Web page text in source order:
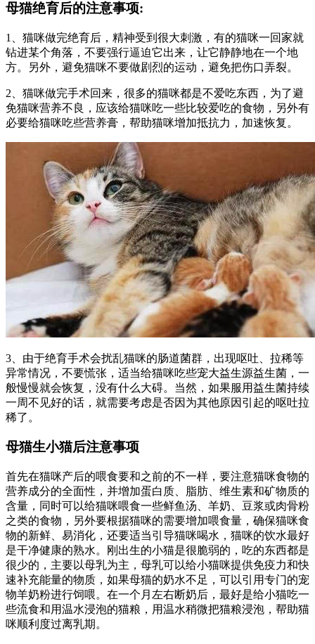
母猫绝育后的注意事项:
1、猫咪做完绝育后，精神受到很大刺激，有的猫咪一回家就
钻进某个角落，不要强行逼迫它出来，让它静静地在一个地
方。另外，避免猫咪不要做剧烈的运动，避免把伤口弄裂。
2、猫咪做完手术回来，很多的猫咪都是不爱吃东西，为了避
免猫咪营养不良，应该给猫咪吃一些比较爱吃的食物，另外有
必要给猫咪吃些营养膏，帮助猫咪增加抵抗力，加速恢复。
3、由于绝育手术会扰乱猫咪的肠道菌群，出现呕吐、拉稀等
异常情况，不要慌张，适当给猫咪吃些宠大益生源益生菌，一
般慢慢就会恢复，没有什么大碍。当然，如果服用益生菌持续
一周不见好的话，就需要考虑是否因为其他原因引起的呕吐拉
稀了。
母猫生小猫后注意事项
首先在猫咪产后的喂食要和之前的不一样，要注意猫咪食物的
营养成分的全面性，并增加蛋白质、脂肪、维生素和矿物质的
含量，同时可以给猫咪喂食一些鲜鱼汤、羊奶、豆浆或肉骨粉
之类的食物，另外要根据猫咪的需要增加喂食量，确保猫咪食
物的新鲜、易消化，还要适当引导猫咪喝水，猫咪的饮水最好
是干净健康的熟水。刚出生的小猫是很脆弱的，吃的东西都是
很少的，主要以母乳为主，母乳可以给小猫咪提供免疫力和快
速补充能量的物质，如果母猫的奶水不足，可以引用专门的宠
物羊奶粉进行饲喂。在一个月左右断奶后，最好是给小猫吃一
些流食和用温水浸泡的猫粮，用温水稍微把猫粮浸泡，帮助猫
咪顺利度过离乳期。